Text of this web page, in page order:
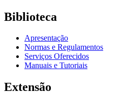
Biblioteca
Apresentação
Normas e Regulamentos
Serviços Oferecidos
Manuais e Tutoriais
Extensão